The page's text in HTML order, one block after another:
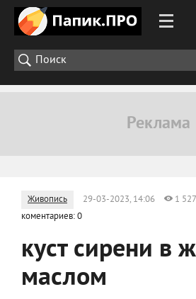
Живопись 29-03-2023, 14:06 1 527
коментариев: 0
куст сирени в
маслом